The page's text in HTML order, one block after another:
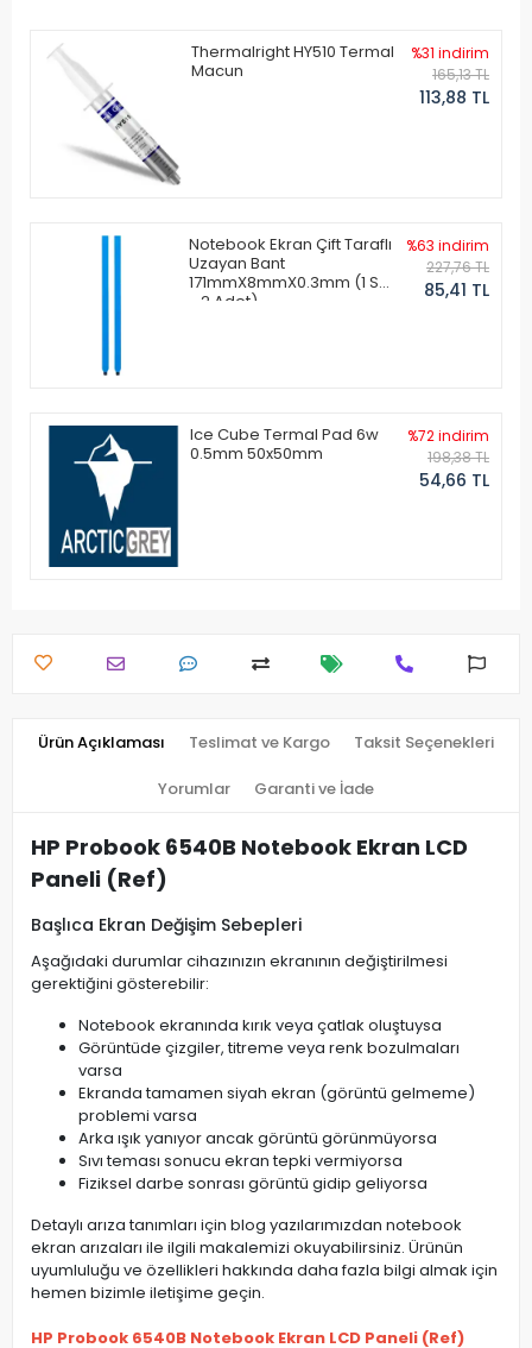
Thermalright HY510 Termal
Macun
%31 indirim
165,13 TL
113,88 TL
Notebook Ekran Çift Taraflı
Uzayan Bant
171mmX8mmX0.3mm (1 Set
- 2 Adet)
%63 indirim
227,76 TL
85,41 TL
Ice Cube Termal Pad 6w
0.5mm 50x50mm
%72 indirim
198,38 TL
54,66 TL
Ürün Açıklaması Teslimat ve Kargo Taksit Seçenekleri
Yorumlar Garanti ve İade
HP Probook 6540B Notebook Ekran LCD
Paneli (Ref)
Başlıca Ekran Değişim Sebepleri
Aşağıdaki durumlar cihazınızın ekranının değiştirilmesi
gerektiğini gösterebilir:
Notebook ekranında kırık veya çatlak oluştuysa
Görüntüde çizgiler, titreme veya renk bozulmaları
varsa
Ekranda tamamen siyah ekran (görüntü gelmeme)
problemi varsa
Arka ışık yanıyor ancak görüntü görünmüyorsa
Sıvı teması sonucu ekran tepki vermiyorsa
Fiziksel darbe sonrası görüntü gidip geliyorsa
Detaylı arıza tanımları için blog yazılarımızdan notebook
ekran arızaları ile ilgili makalemizi okuyabilirsiniz. Ürünün
uyumluluğu ve özellikleri hakkında daha fazla bilgi almak için
hemen bizimle iletişime geçin.
HP Probook 6540B Notebook Ekran LCD Paneli (Ref)